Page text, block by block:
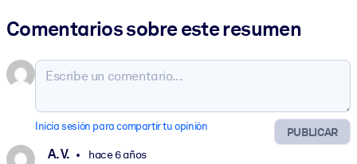
Comentarios sobre este resumen
PUBLICAR
Inicia sesión para compartir tu opinión
A. V. hace 6 años